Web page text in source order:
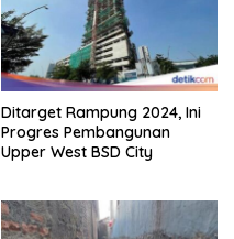
Ditarget Rampung 2024, Ini
Progres Pembangunan
Upper West BSD City